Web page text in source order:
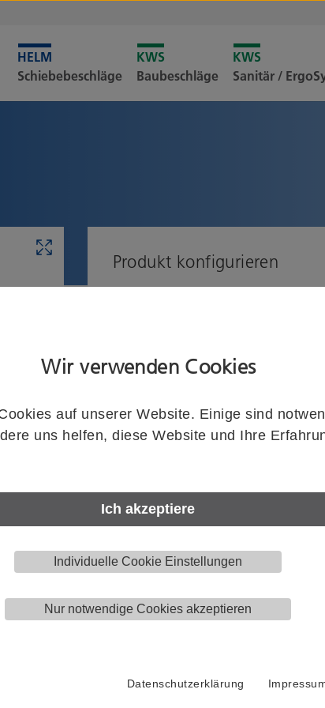
Wir verwenden Cookies
auf unserer Website. Einige sind
uns helfen, diese Website und Ihre
Ich akzeptiere
Individuelle Cookie Einstellungen
Nur notwendige Cookies akzeptieren
Datenschutzerklärung
Schiebebeschläge Baubeschläge Sanitär /
Produkt konfigurieren
Flügelstärke
HELM0890901
Stück